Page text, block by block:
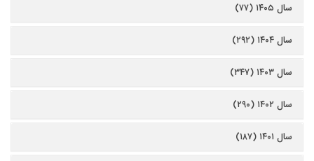
سال ۱۴۰۵ (۷۷)
سال ۱۴۰۴ (۲۹۲)
سال ۱۴۰۳ (۳۴۷)
سال ۱۴۰۲ (۲۹۰)
سال ۱۴۰۱ (۱۸۷)